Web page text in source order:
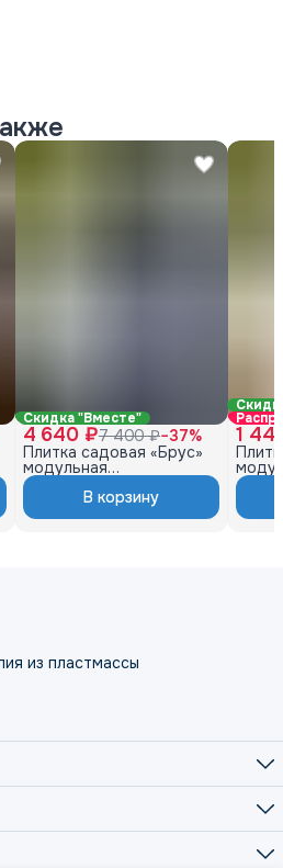
Скидка "Вместе"
4 640 ₽7 400 ₽−37%
Плитка садовая «Брус»
модульная
400×300×15мм 27шт,
3м2 графитВ корзину
1
из пластмассы